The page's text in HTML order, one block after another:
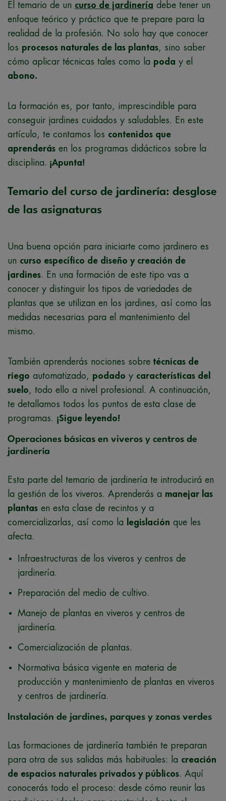
El temario de un curso de jardinería debe tener un
enfoque teórico y práctico que te prepare para la
realidad de la profesión. No solo hay que conocer
los procesos naturales de las plantas, sino saber
cómo aplicar técnicas tales como la poda y el
abono.
La formación es, por tanto, imprescindible para
conseguir jardines cuidados y saludables. En este
artículo, te contamos los contenidos que
aprenderás en los programas didácticos sobre la
disciplina. ¡Apunta!
Temario del curso de jardinería: desglose
de las asignaturas
Una buena opción para iniciarte como jardinero es
un curso específico de diseño y creación de
jardines. En una formación de este tipo vas a
conocer y distinguir los tipos de variedades de
plantas que se utilizan en los jardines, así como las
medidas necesarias para el mantenimiento del
mismo.
También aprenderás nociones sobre técnicas de
riego automatizado, podado y características del
suelo, todo ello a nivel profesional. A continuación,
te detallamos todos los puntos de esta clase de
programas. ¡Sigue leyendo!
Operaciones básicas en viveros y centros de
jardinería
Esta parte del temario de jardinería te introducirá en
la gestión de los viveros. Aprenderás a manejar las
plantas en esta clase de recintos y a
comercializarlas, así como la
legislación que les
afecta.
Infraestructuras de los viveros y centros de
jardinería.
Preparación del medio de cultivo.
Manejo de plantas en viveros y centros de
jardinería.
Comercialización de plantas.
Normativa básica vigente en materia de
producción y mantenimiento de plantas en viveros
y centros de jardinería.
Instalación de jardines, parques y zonas verdes
Las formaciones de jardinería también te preparan
para otra de sus salidas más habituales: la creación
de espacios naturales privados y públicos. Aquí
conocerás todo el proceso: desde cómo reunir las